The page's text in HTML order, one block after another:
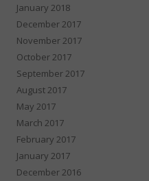
January 2018
December 2017
November 2017
October 2017
September 2017
August 2017
May 2017
March 2017
February 2017
January 2017
December 2016